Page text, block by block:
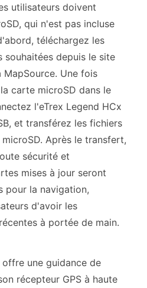
utilisateurs doivent
qui n'est pas incluse
téléchargez les
souhaitées depuis le site
Une fois
carte microSD dans le
l'eTrex Legend HCx
et transférez les fichiers
Après le transfert,
sécurité et
mises à jour seront
pour la navigation,
d'avoir les
à portée de main.
offre une guidance de
récepteur GPS à haute